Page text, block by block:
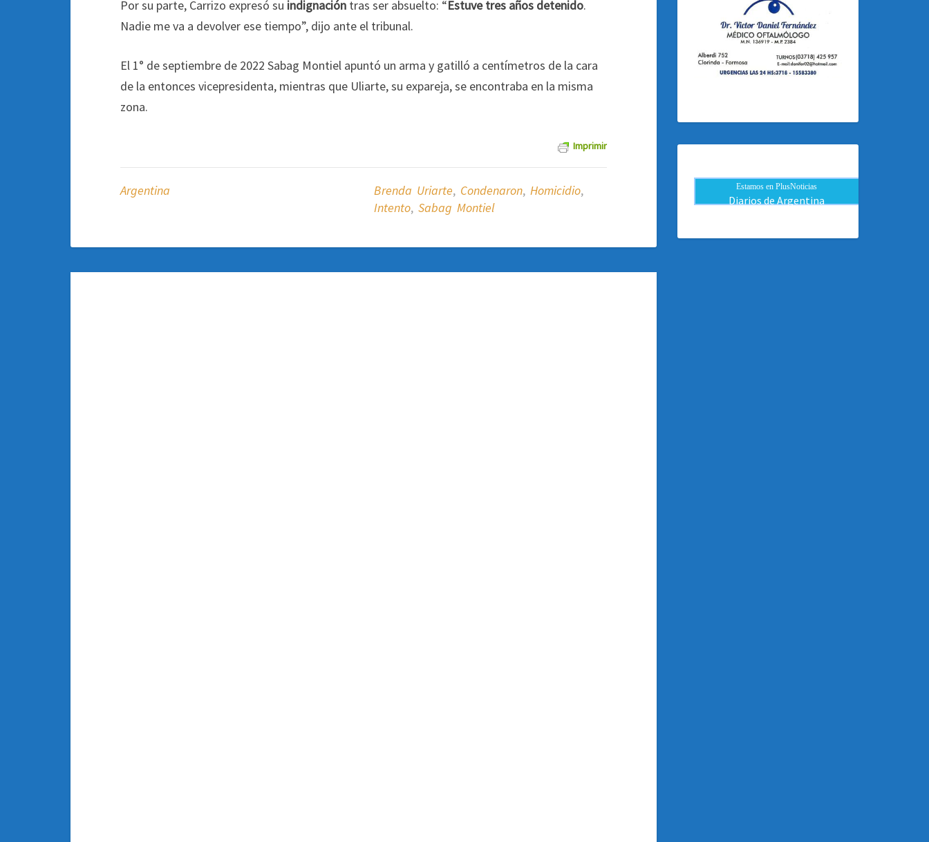
Por su parte, Carrizo expresó su indignación tras ser absuelto: “Estuve tres años detenido.
Nadie me va a devolver ese tiempo”, dijo ante el tribunal.
El 1° de septiembre de 2022 Sabag Montiel apuntó un arma y gatilló a centímetros de la cara
de la entonces vicepresidenta, mientras que Uliarte, su expareja, se encontraba en la misma
zona.
Imprimir
Argentina Brenda Uriarte, Condenaron, Homicidio,
Intento, Sabag Montiel
Estamos en PlusNoticias
Diarios de Argentina